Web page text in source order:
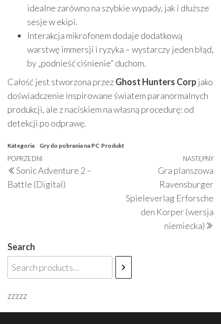
idealne zarówno na szybkie wypady, jak i dłuższe
sesje w ekipi.
Interakcja mikrofonem dodaje dodatkową
warstwę immersji i ryzyka – wystarczy jeden błąd,
by „podnieść ciśnienie” duchom.
Całość jest stworzona przezGhost Hunters Corpjako
doświadczenie inspirowane światem paranormalnych
produkcji, ale z naciskiem na własną procedurę: od
detekcji po odprawę.
Kategoria Gry do pobrania na PC Produkt
Nawigacja
wpisu
Poprzedni
wpis
POPRZEDNI
Sonic Adventure 2 –
Battle (Digital)
NASTĘPNY
Gra planszowa
Ravensburger
Spieleverlag Erforsche
den Korper (wersja
niemiecka)
Search
zzzzz